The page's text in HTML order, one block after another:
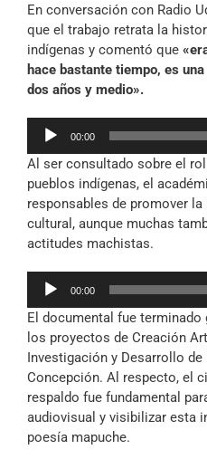
En conversación con Radio
que el trabajo retrata la
indígenas y comentó que
hace bastante tiempo, es
dos años y medio».
Reproductor
audio
00:00
Al ser consultado sobre el
pueblos indígenas, el
responsables de promover
cultural, aunque muchas
actitudes machistas.
Reproductor
audio
00:00
El documental fue
los proyectos de Creación
Investigación y Desarrollo de
Concepción. Al respecto, el
respaldo fue fundamental
audiovisual y visibilizar esta
poesía mapuche.